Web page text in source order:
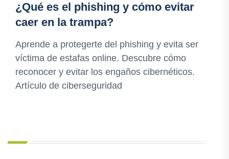
¿Qué es el phishing y cómo evitar
caer en la trampa?
Aprende a protegerte del phishing y evita ser
víctima de estafas online. Descubre cómo
reconocer y evitar los engaños cibernéticos.
Artículo de ciberseguridad